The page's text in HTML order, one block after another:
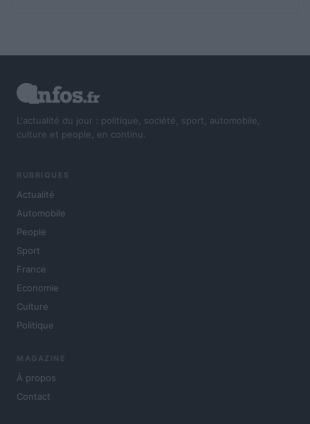
L'actualité du jour : politique, société, sport, automobile,
culture et people, en continu.
RUBRIQUES
Actualité
Automobile
People
Sport
France
Economie
Culture
Politique
MAGAZINE
À propos
Contact